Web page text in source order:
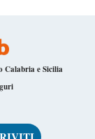
Calabria e Sicilia